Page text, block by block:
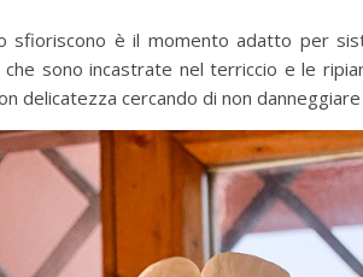
sfioriscono è il momento adatto per
che sono incastrate nel terriccio e le
delicatezza cercando di non danneggiare